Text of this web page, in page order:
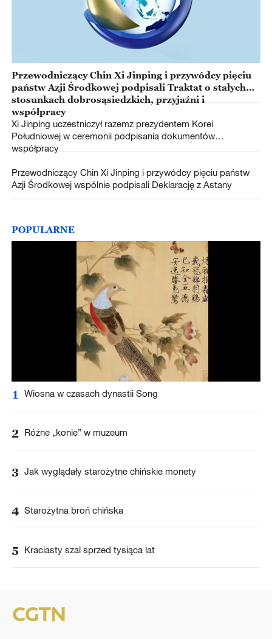
Przewodniczący Chin Xi Jinping i przywódcy pięciu
państw Azji Środkowej podpisali Traktat o stałych
stosunkach dobrosąsiedzkich, przyjaźni i
współpracy
Xi Jinping uczestniczył razemz prezydentem Korei
Południowej w ceremonii podpisania dokumentów
współpracy
Przewodniczący Chin Xi Jinping i przywódcy pięciu państw
Azji Środkowej wspólnie podpisali Deklarację z Astany
POPULARNE
1 Wiosna w czasach dynastii Song
2 Różne „konie” w muzeum
3 Jak wyglądały starożytne chińskie monety
4 Starożytna broń chińska
5 Kraciasty szal sprzed tysiąca lat